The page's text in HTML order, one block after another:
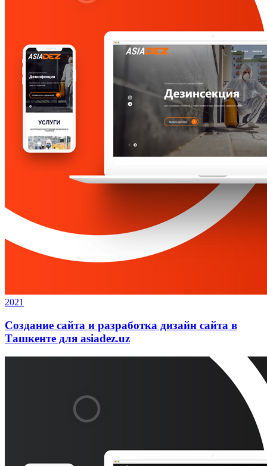
2021
Создание сайта и разработка дизайн сайта в
Ташкенте для asiadez.uz